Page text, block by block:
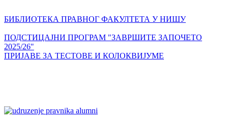
БИБЛИОТЕКА ПРАВНОГ ФАКУЛТЕТА У НИШУ
ПОДСТИЦАЈНИ ПРОГРАМ "ЗАВРШИТЕ ЗАПОЧЕТО
2025/26"
ПРИЈАВЕ ЗА ТЕСТОВЕ И КОЛОКВИЈУМЕ